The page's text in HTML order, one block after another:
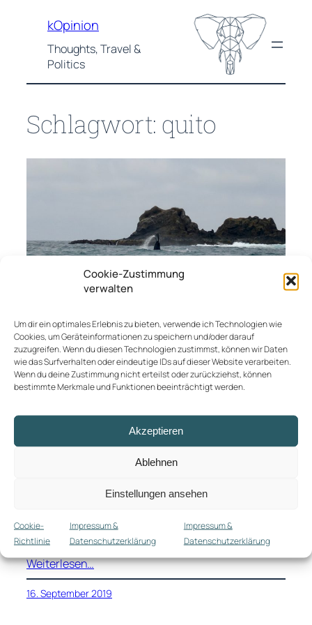
Cookie-Zustimmung
verwalten
Um dir ein optimales Erlebnis zu bieten, verwende ich Technologien wie
Cookies, um Geräteinformationen zu speichern und/oder darauf
zuzugreifen. Wenn du diesen Technologien zustimmst, können wir Daten
wie das Surfverhalten oder eindeutige IDs auf dieser Website verarbeiten.
Wenn du deine Zustimmung nicht erteilst oder zurückziehst, können
bestimmte Merkmale und Funktionen beeinträchtigt werden.
Akzeptieren
Ablehnen
Einstellungen ansehen
Cookie-
Richtlinie
Impressum &
Datenschutzerklärung
Impressum &
Datenschutzerklärung
springen
kOpinion
Thoughts, Travel &
Politics
Schlagwort: quito
Vom Hochland an die
Pazifikküste
So schön die Eindrücke von Medellín auch gewesen
waren, so sehr freuten wir uns doch auf unseren
etwas ländlicheren nächsten Stop, das kleine
Städtchen Salento im kolumbianischen
nach Armenia brauchte der Überlandbus etwa
sieben Stunden. Sieben Stunden, in den eigentlich
kein Straßenabschnitt so richtig gerade sein
mochte, sehr
Weiterlesen…
16. September 2019